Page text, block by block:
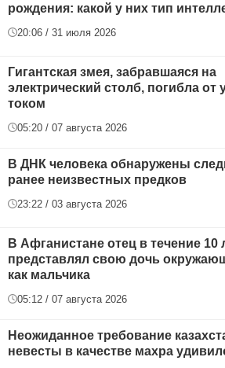
рождения: какой у них тип
20:06 / 31 июля 2026
Гигантская змея, забравшаяся на
электрический столб, погибла от
током
05:20 / 07 августа 2026
В ДНК человека обнаружены
ранее неизвестных предков
23:22 / 03 августа 2026
В Афганистане отец в течение 10
представлял свою дочь
как мальчика
05:12 / 07 августа 2026
Неожиданное требование
невесты в качестве махра